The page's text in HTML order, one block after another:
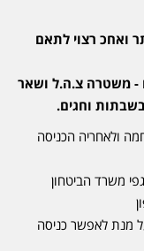
ואחכ רצוי לתאם
- משטרה צ.ה.ל ושאר
וחגים.
ולאחריה הכניסה
משרד הביטחון
מנת לאפשר כניסה